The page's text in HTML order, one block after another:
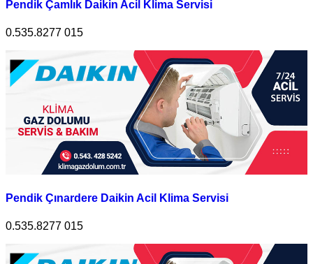
Pendik Çamlık Daikin Acil Klima Servisi
0.535.8277 015
Pendik Çınardere Daikin Acil Klima Servisi
0.535.8277 015